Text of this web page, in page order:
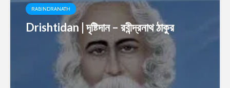
RABINDRANATH
Drishtidan | দৃষ্টিদান – রবীন্দ্রনাথ ঠাকুর